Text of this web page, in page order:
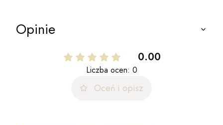
Opinie
0.00
Liczba ocen: 0
Oceń i opisz